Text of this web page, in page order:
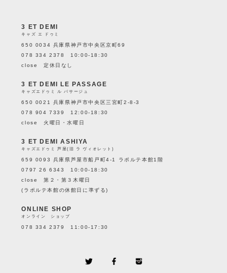
3 ET DEMI
キャズ エ ドゥミ
650 0034 兵庫県神戸市中央区京町69
078 334 2378 10:00-18:30
close 定休日なし
3 ET DEMI LE PASSAGE
キャズエドゥミ ル パサージュ
650 0021 兵庫県神戸市中央区三宮町2-8-3
078 904 7339 12:00-18:30
close 火曜日・水曜日
3 ET DEMI ASHIYA
キャズエドゥミ 芦屋(旧 ラ ヴィオレット)
659 0093 兵庫県芦屋市船戸町4-1 ラポルテ本館1階
0797 26 6343 10:00-18:30
close 第２・第３木曜日
(ラポルテ本館の休館日に準ずる)
ONLINE SHOP
オンライン ショップ
078 334 2379 11:00-17:30